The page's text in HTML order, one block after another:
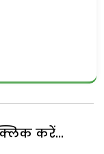
करें...